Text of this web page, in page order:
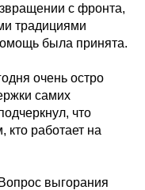
с фронта,
традициями
была принята.
очень остро
самих
что
кто работает на
выгорания